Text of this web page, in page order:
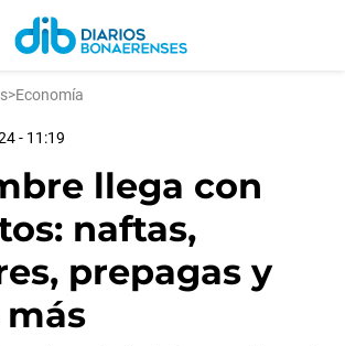
>Economía
- 11:19
llega con
naftas,
prepagas y